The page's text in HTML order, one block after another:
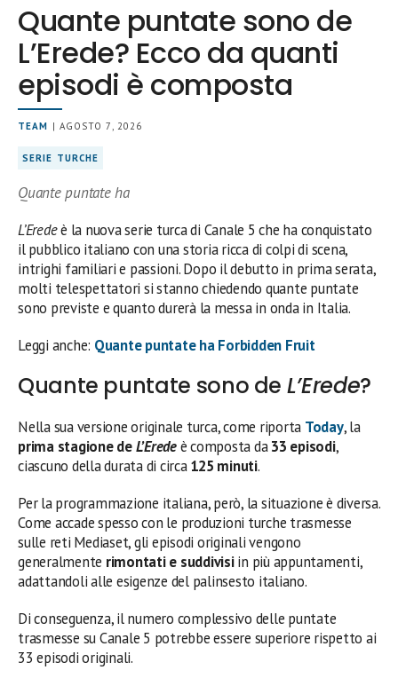
Quante puntate sono de
L’Erede? Ecco da quanti
episodi è composta
TEAM | AGOSTO 7, 2026
SERIE TURCHE
Quante puntate ha
L’Eredeè la nuova serie turca di Canale 5 che ha conquistato
il pubblico italiano con una storia ricca di colpi di scena,
intrighi familiari e passioni. Dopo il debutto in prima serata,
molti telespettatori si stanno chiedendo quante puntate
sono previste e quanto durerà la messa in onda in Italia.
Leggi anche: Quante puntate ha Forbidden Fruit
Quante puntate sono de L’Erede?
Nella sua versione originale turca, come riporta Today, la
prima stagione deL’Eredeè composta da33 episodi,
ciascuno della durata di circa125 minuti.
Per la programmazione italiana, però, la situazione è diversa.
Come accade spesso con le produzioni turche trasmesse
sulle reti Mediaset, gli episodi originali vengono
generalmente rimontati e suddivisiin più appuntamenti,
adattandoli alle esigenze del palinsesto italiano.
Di conseguenza, il numero complessivo delle puntate
trasmesse su Canale 5 potrebbe essere superiore rispetto ai
33 episodi originali.